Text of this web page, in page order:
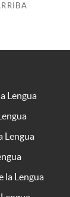
Lengua
Lengua
la Lengua